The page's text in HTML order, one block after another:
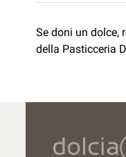
Se doni un dolce,
della Pasticceria
Contact